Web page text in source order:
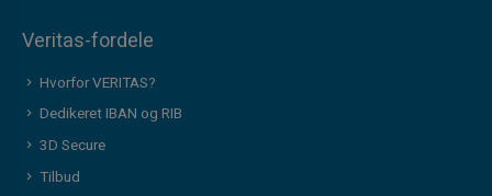
Veritas-fordele
Hvorfor VERITAS?
Dedikeret IBAN og RIB
3D Secure
Tilbud